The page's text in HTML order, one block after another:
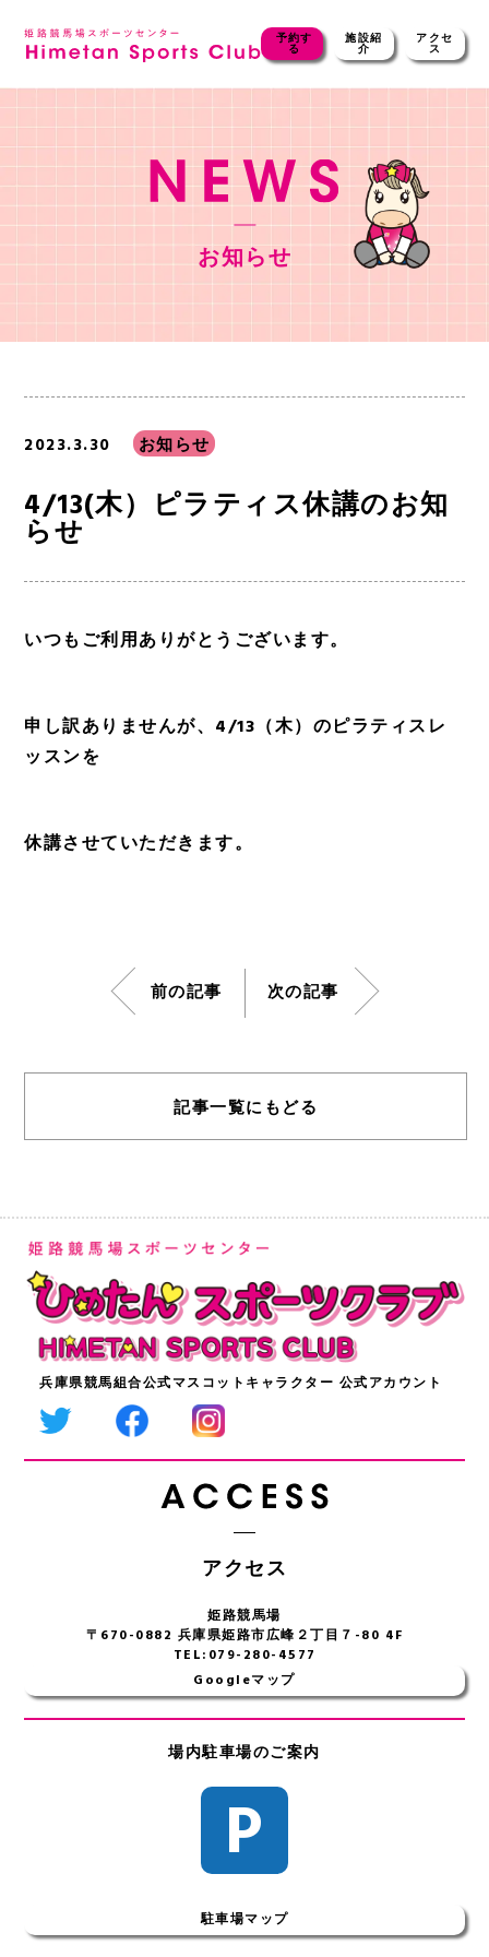
予約す
る
施設紹
介
アクセ
ス
お知らせ
2023.3.30 お知らせ
4/13(木）ピラティス休講のお知
らせ
いつもご利用ありがとうございます。
申し訳ありませんが、4/13（木）のピラティスレ
ッスンを
休講させていただきます。
前の記事 次の記事
記事一覧にもどる
兵庫県競馬組合公式マスコットキャラクター 公式アカウント
アクセス
姫路競馬場
〒670-0882 兵庫県姫路市広峰２丁目７-80 4F
TEL:079-280-4577
Googleマップ
場内駐車場のご案内
P
駐車場マップ